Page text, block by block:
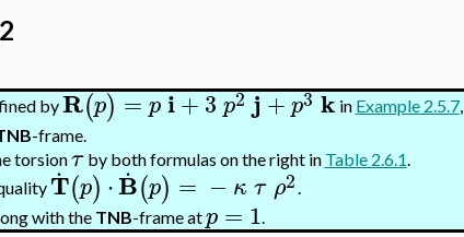
byR(p) = pi+3 p2 j+p3 k in Example 2.5.7,
-frame.
torsionτby both formulas on the right in Table 2.6.1.
T
.
(p) ⋅B
.
(p) = − κτ ρ2.
with the TNB-frame atp = 1.